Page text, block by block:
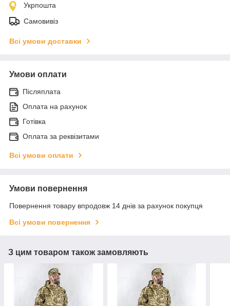
Укрпошта
Самовивіз
Всі умови доставки
Умови оплати
Післяплата
Оплата на рахунок
Готівка
Оплата за реквізитами
Всі умови оплати
Умови повернення
Повернення товару впродовж 14 днів за рахунок покупця
Всі умови повернення
З цим товаром також замовляють